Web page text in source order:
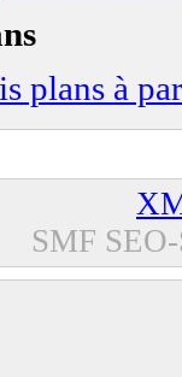
plans à
SMF